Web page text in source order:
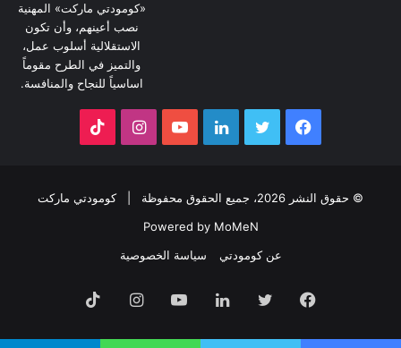
«كومودتي ماركت» المهنية
نصب أعينهم، وأن تكون
الاستقلالية أسلوب عمل،
والتميز في الطرح مقوماً
اساسياً للنجاح والمنافسة.
فيسبوك تويتر لينكدإنيوتيوبانستقرام
© حقوق النشر 2026، جميع الحقوق محفوظة |
كومودتي ماركت
Powered by MoMeN
عن كومودتي
سياسة الخصوصية
فيسبوك تويتر لينكدإنيوتيوبانستقرام